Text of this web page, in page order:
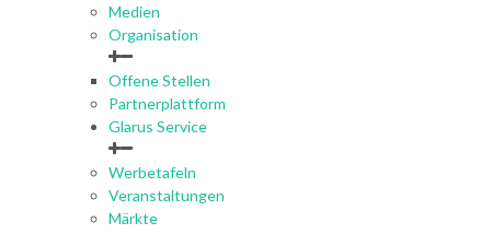
Medien
Organisation
Offene Stellen
Partnerplattform
Glarus Service
Werbetafeln
Veranstaltungen
Märkte